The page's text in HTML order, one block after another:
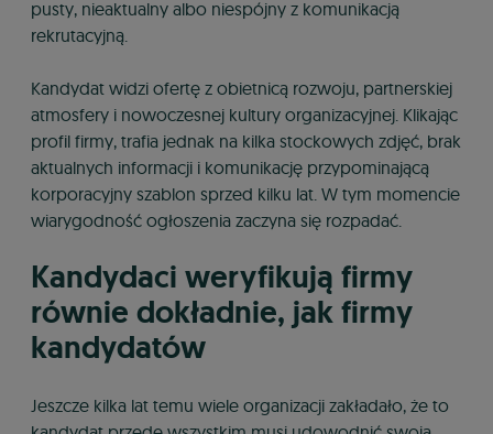
pusty, nieaktualny albo niespójny z komunikacją
rekrutacyjną.
Kandydat widzi ofertę z obietnicą rozwoju, partnerskiej
atmosfery i nowoczesnej kultury organizacyjnej. Klikając
profil firmy, trafia jednak na kilka stockowych zdjęć, brak
aktualnych informacji i komunikację przypominającą
korporacyjny szablon sprzed kilku lat. W tym momencie
wiarygodność ogłoszenia zaczyna się rozpadać.
Kandydaci weryfikują firmy
równie dokładnie, jak firmy
kandydatów
Jeszcze kilka lat temu wiele organizacji zakładało, że to